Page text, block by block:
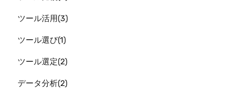
ツール活用 3
ツール選び 1
ツール選定 2
データ分析 2